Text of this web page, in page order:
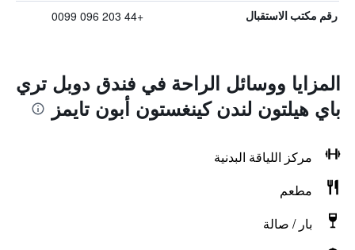
رقم مكتب الاستقبال +44 203 096 0099
المزايا ووسائل الراحة في فندق دوبل تري
باي هيلتون لندن كينغستون أبون تايمز
مركز اللياقة البدنية
مطعم
بار / صالة